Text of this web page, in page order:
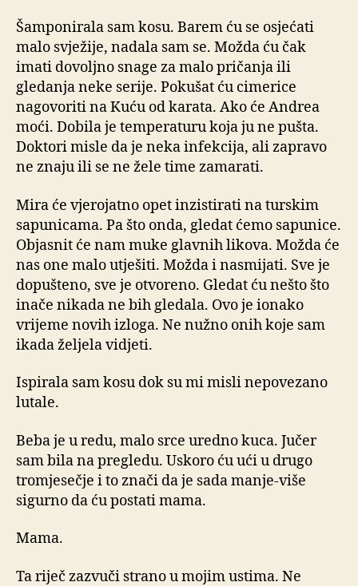
Šamponirala sam kosu. Barem ću se osjećati
malo svježije, nadala sam se. Možda ću čak
imati dovoljno snage za malo pričanja ili
gledanja neke serije. Pokušat ću cimerice
nagovoriti na Kuću od karata. Ako će Andrea
moći. Dobila je temperaturu koja ju ne pušta.
Doktori misle da je neka infekcija, ali zapravo
ne znaju ili se ne žele time zamarati.
Mira će vjerojatno opet inzistirati na turskim
sapunicama. Pa što onda, gledat ćemo sapunice.
Objasnit će nam muke glavnih likova. Možda će
nas one malo utješiti. Možda i nasmijati. Sve je
dopušteno, sve je otvoreno. Gledat ću nešto što
inače nikada ne bih gledala. Ovo je ionako
vrijeme novih izloga. Ne nužno onih koje sam
ikada željela vidjeti.
Ispirala sam kosu dok su mi misli nepovezano
lutale.
Beba je u redu, malo srce uredno kuca. Jučer
sam bila na pregledu. Uskoro ću ući u drugo
tromjesečje i to znači da je sada manje-više
sigurno da ću postati mama.
Mama.
Ta riječ zazvuči strano u mojim ustima. Ne